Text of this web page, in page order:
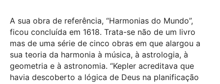
A sua obra de referência, “Harmonias do Mundo”,
ficou concluída em 1618. Trata-se não de um livro
mas de uma série de cinco obras em que alargou a
sua teoria da harmonia à música, à astrologia, à
geometria e à astronomia. “Kepler acreditava que
havia descoberto a lógica de Deus na planificação